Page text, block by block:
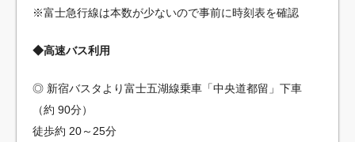
※富士急行線は本数が少ないので事前に時刻表を確認
◆高速バス利用
◎ 新宿バスタより富士五湖線乗車「中央道都留」下車
（約 90分）
徒歩約 20～25分